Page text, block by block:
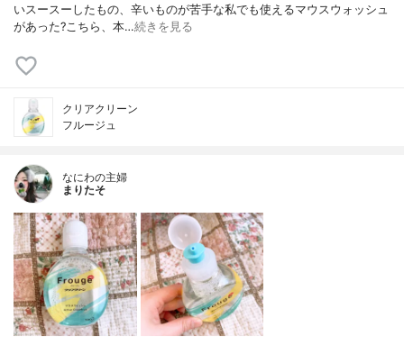
い スースーしたもの、辛いものが苦手な私でも使えるマウスウォッシュ
があった? こちら、本…続きを見る
クリアクリーン
フルージュ
なにわの主婦
まりたそ